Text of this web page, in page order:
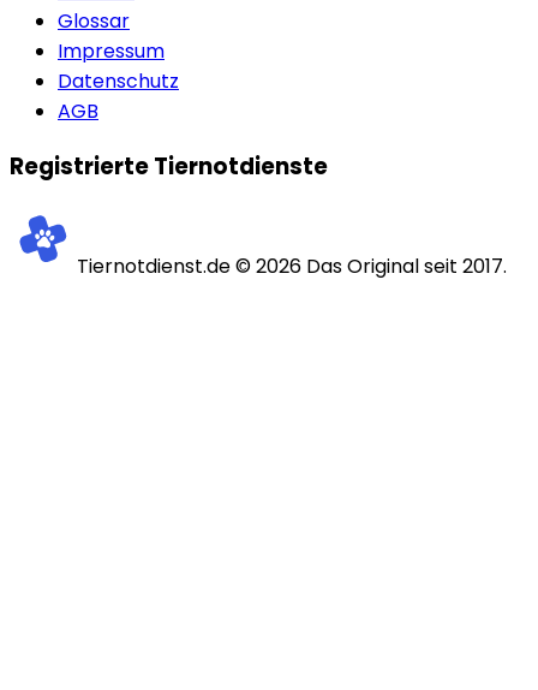
Glossar
Impressum
Datenschutz
AGB
Registrierte Tiernotdienste
Tiernotdienst.de ©2026 Das Original seit 2017.